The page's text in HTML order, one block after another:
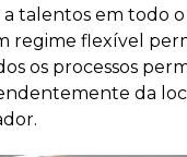
talentos em todo
regime flexível
os processos
da